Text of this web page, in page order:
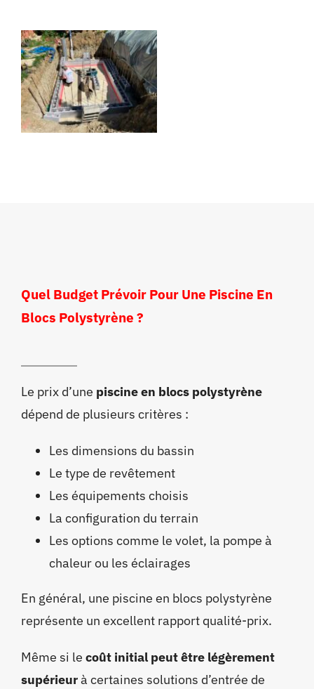
Quel Budget Prévoir Pour Une Piscine En
Blocs Polystyrène ?
Le prix d’une piscine en blocs polystyrène
dépend de plusieurs critères :
Les dimensions du bassin
Le type de revêtement
Les équipements choisis
La configuration du terrain
Les options comme le volet, la pompe à
chaleur ou les éclairages
En général, une piscine en blocs polystyrène
représente un excellent rapport qualité-prix.
Même si le coût initial peut être légèrement
supérieurà certaines solutions d’entrée de